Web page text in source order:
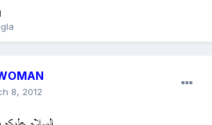
8, 2012